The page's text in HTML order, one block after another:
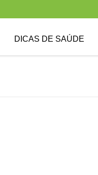
DICAS DE SAÚDE